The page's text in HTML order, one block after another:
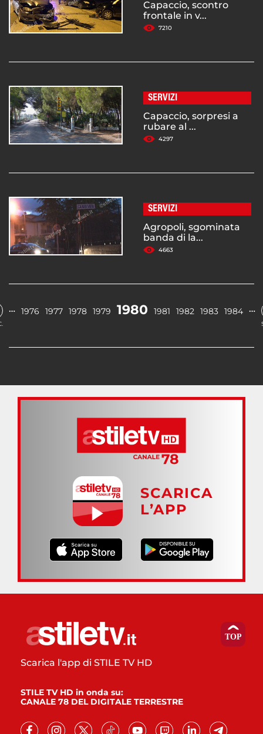
Capaccio, scontro
frontale in v...
7210
SERVIZI
Capaccio, sorpresi a
rubare al ...
4297
SERVIZI
Agropoli, sgominata
banda di la...
4663
… 1976 1977 1978 1979 1980 1981 1982 1983 1984 …
SCARICA
L’APP
Scarica l'app di STILE TV HD
STILE TV HD in onda su:
CANALE 78 DEL DIGITALE TERRESTRE